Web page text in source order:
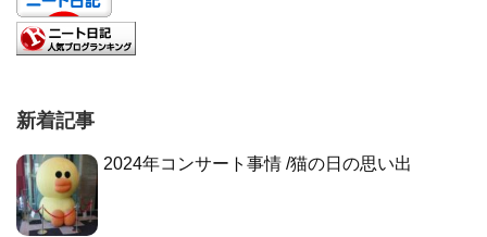
新着記事
2024年コンサート事情 /猫の日の思い出